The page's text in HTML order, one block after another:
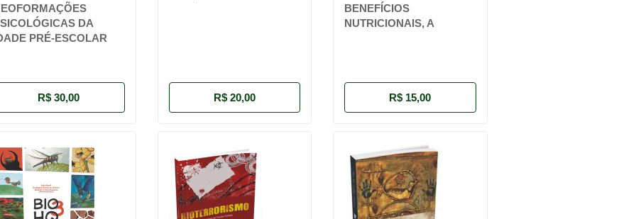
DA
PRÉ-ESCOLAR
R$ 30,00 R$ 20,00
BENEFÍCIOS
NUTRICIONAIS, A
R$ 15,00